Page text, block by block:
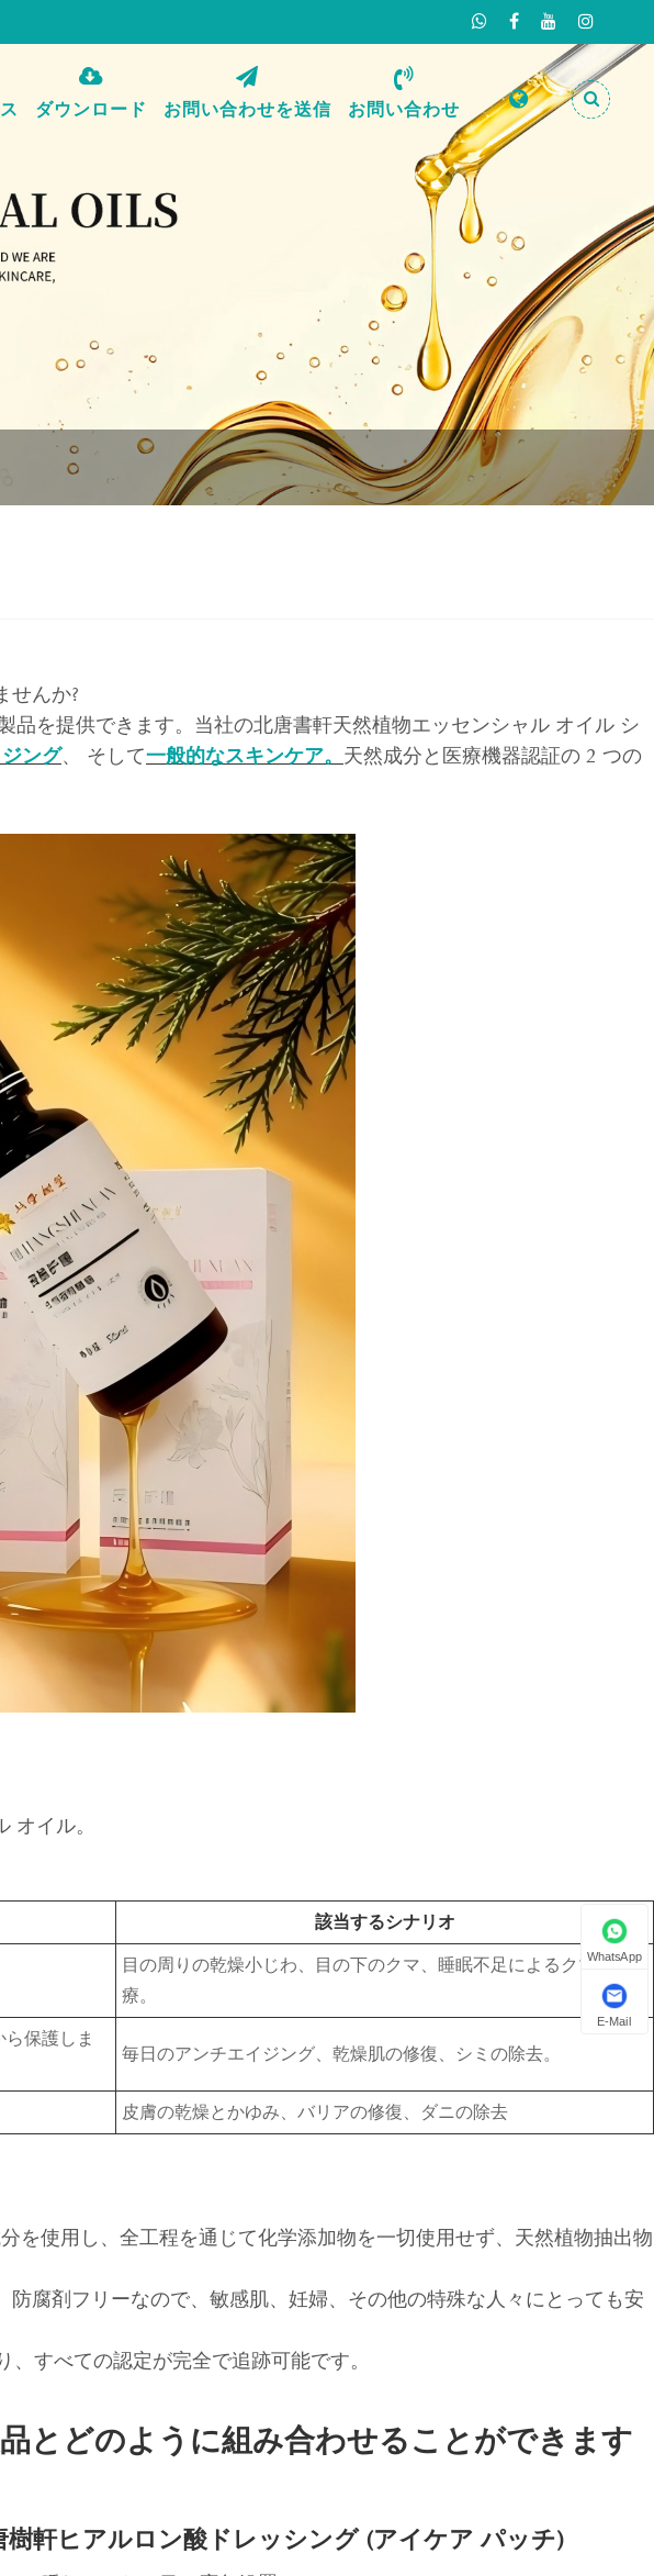
ダウンロード お問い合わせを送信 お問い合わせ
せんか?
を提供できます。当社の北唐書軒天然植物エッセンシャル オイル シ
ング、 そして一般的なスキンケア。 天然成分と医療機器認証の 2 つの
イル。
該当するシナリオ
目の周りの乾燥小じわ、目の下のクマ、睡眠不足によるクマの治
療。
保護しま
毎日のアンチエイジング、乾燥肌の修復、シミの除去。
皮膚の乾燥とかゆみ、バリアの修復、ダニの除去
を使用し、全工程を通じて化学添加物を一切使用せず、天然植物抽出物
腐剤フリーなので、敏感肌、妊婦、その他の特殊な人々にとっても安
すべての認定が完全で追跡可能です。
とどのように組み合わせることができます
軒ヒアルロン酸ドレッシング (アイケア パッチ)
WhatsApp
E-Mail